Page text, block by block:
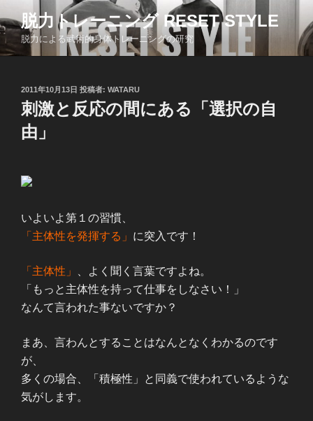
ン
テ
ン
脱力トレーニング RESET STYLE
脱力による武術的身体トレーニングの研究
投
稿
日:
2011年10月13日 投稿者: WATARU
刺激と反応の間にある「選択の自
由」
いよいよ第１の習慣、
「主体性を発揮する」 に突入です！
「主体性」
、よく聞く言葉ですよね。
「もっと主体性を持って仕事をしなさい！」
なんて言われた事ないですか？
まあ、言わんとすることはなんとなくわかるのです
が、
多くの場合、「積極性」と同義で使われているような
気がします。